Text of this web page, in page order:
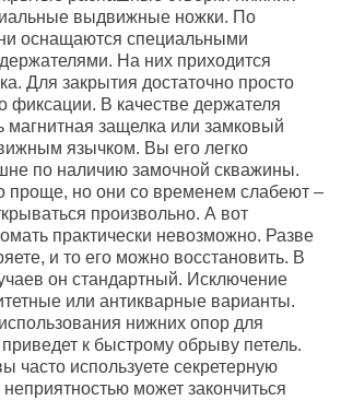
выдвижные ножки. По
оснащаются специальными
На них приходится
Для закрытия достаточно просто
фиксации. В качестве держателя
магнитная защелка или замковый
язычком. Вы его легко
по наличию замочной скважины.
проще, но они со временем слабеют –
произвольно. А вот
практически невозможно. Разве
и то его можно восстановить. В
он стандартный. Исключение
или антикварные варианты.
нижних опор для
приведет к быстрому обрыву петель.
часто используете секретерную
может закончиться